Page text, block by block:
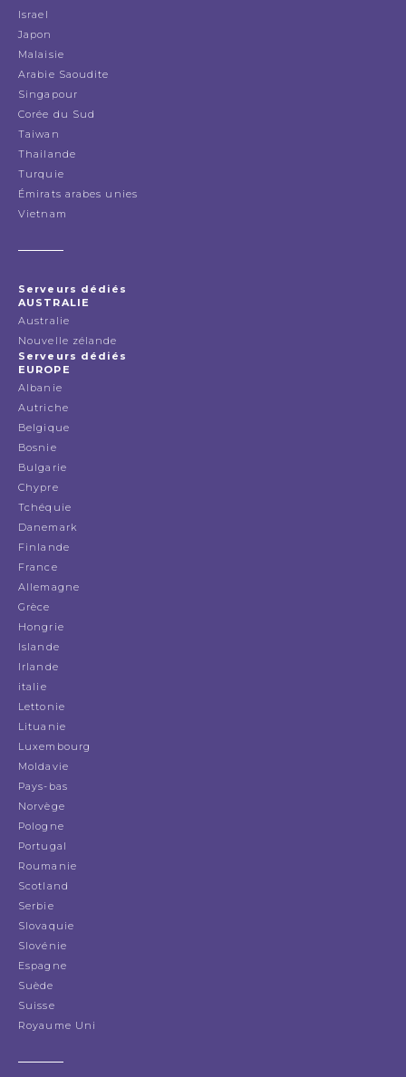
Israel
Japon
Malaisie
Arabie Saoudite
Singapour
Corée du Sud
Taiwan
Thailande
Turquie
Émirats arabes unies
Vietnam
Serveurs dédiés
AUSTRALIE
Australie
Nouvelle zélande
Serveurs dédiés
EUROPE
Albanie
Autriche
Belgique
Bosnie
Bulgarie
Chypre
Tchéquie
Danemark
Finlande
France
Allemagne
Grèce
Hongrie
Islande
Irlande
italie
Lettonie
Lituanie
Luxembourg
Moldavie
Pays-bas
Norvège
Pologne
Portugal
Roumanie
Scotland
Serbie
Slovaquie
Slovénie
Espagne
Suède
Suisse
Royaume Uni